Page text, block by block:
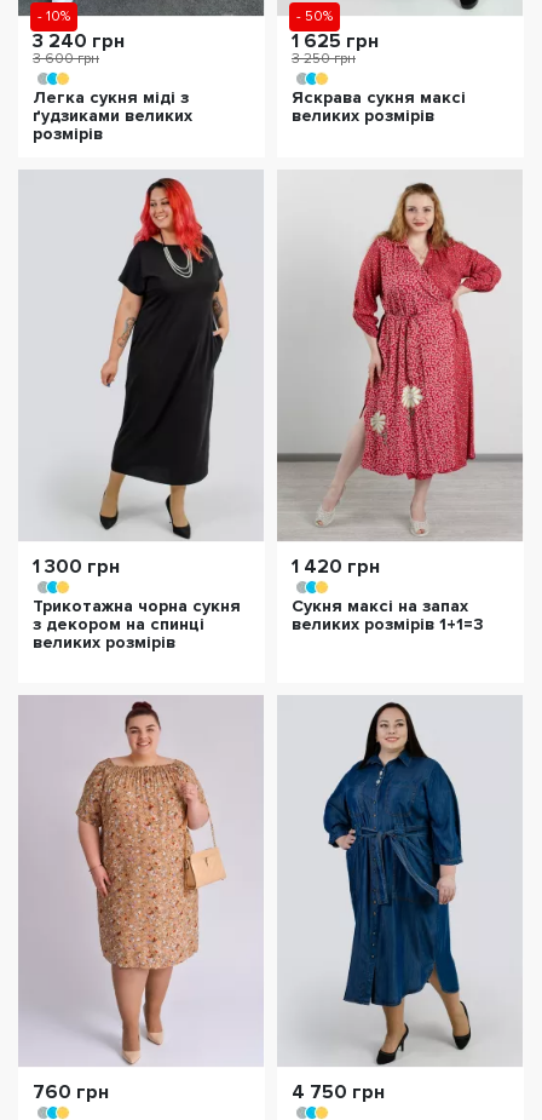
- 10%
3 240 грн
3 600 грн
Легка сукня міді з
ґудзиками великих
розмірів
- 50%
1 625 грн
3 250 грн
Яскрава сукня максі
великих розмірів
1 300 грн
Трикотажна чорна сукня
з декором на спинці
великих розмірів
1 420 грн
Сукня максі на запах
великих розмірів 1+1=3
760 грн 4 750 грн